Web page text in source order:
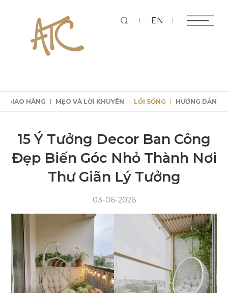
EN
GIAO HÀNG MẸO VÀ LỜI KHUYÊN
GIAO HÀNG MẸO VÀ LỜI KHUYÊN LỐI SỐNG HƯỚNG DẪN
15 Ý Tưởng Decor Ban Công
Đẹp Biến Góc Nhỏ Thành Nơi
Thư Giãn Lý Tưởng
03-06-2026
Tìm